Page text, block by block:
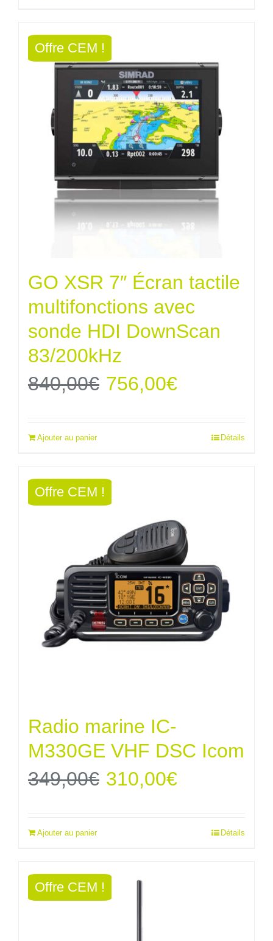
1074,00€.966,60€.
Offre CEM !
GO XSR 7″ Écran tactile
multifonctions avec
sonde HDI DownScan
83/200kHz
840,00€ Le
était :
840,00€.
756,00€Le
actuel
Ajouter au panier Détails
Offre CEM !
Radio marine IC-
M330GE VHF DSC Icom
349,00€ Le
était :
349,00€.
310,00€Le
actuel
Ajouter au panier Détails
Offre CEM !